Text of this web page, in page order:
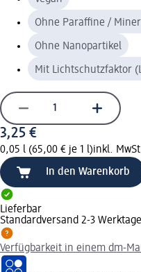
Ohne Paraffine /
Ohne Nanopartikel
Mit Lichtschutzfaktor
3,25 €
0,05 l (65,00 € je 1 l)inkl.
In den Warenkorb
Lieferbar
Standardversand 2-3 Werktage
Verfügbarkeit in einem dm-